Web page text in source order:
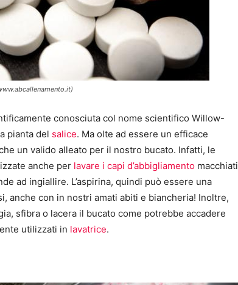
conosciuta col nome scientifico Willow-
pianta del salice. Ma olte ad essere un efficace
un valido alleato per il nostro bucato. Infatti, le
anche per lavare i capi d’abbigliamento macchiati
ad ingiallire. L’aspirina, quindi può essere una
anche con in nostri amati abiti e biancheria! Inoltre,
sfibra o lacera il bucato come potrebbe accadere
utilizzati in lavatrice.